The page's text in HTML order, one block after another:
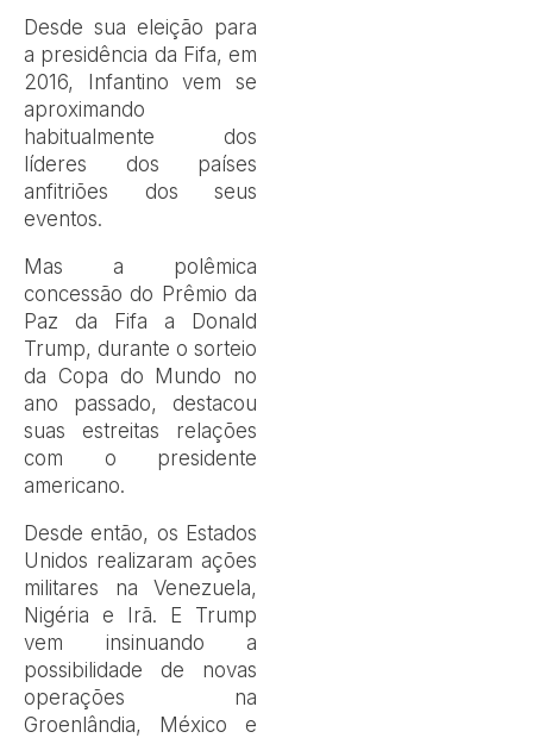
Desde sua eleição para
a presidência da Fifa, em
2016, Infantino vem se
aproximando
habitualmente dos
líderes dos países
anfitriões dos seus
eventos.
Mas a polêmica
concessão do Prêmio da
Paz da Fifa a Donald
Trump, durante o sorteio
da Copa do Mundo no
ano passado, destacou
suas estreitas relações
com o presidente
americano.
Desde então, os Estados
Unidos realizaram ações
militares na Venezuela,
Nigéria e Irã. E Trump
vem insinuando a
possibilidade de novas
operações na
Groenlândia, México e